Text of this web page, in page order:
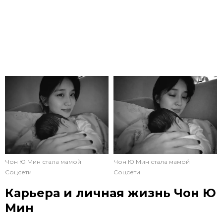
Чон Ю Мин стала мамой
Соцсети
Чон Ю Мин стала мамой
Соцсети
Карьера и личная жизнь Чон Ю
Мин